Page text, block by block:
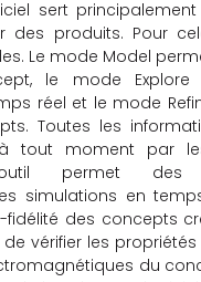
sert
des produits. Pour
Le mode Model
le mode
réel et le mode
Toutes les
tout moment par
permet des
simulations en
des concepts
vérifier les
du